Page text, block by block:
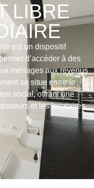
LIBRE
est un dispositif
d’accéder à des
ménages aux revenus
se situe entre le
social, offrant une
et les locataires.